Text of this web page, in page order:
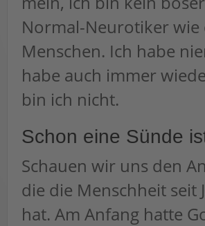
Normal-Neurotiker
Menschen. Ich habe
habe auch immer
bin ich nicht.
Schon eine Sünde
Schauen wir uns den
die die Menschheit
hat. Am Anfang hatte